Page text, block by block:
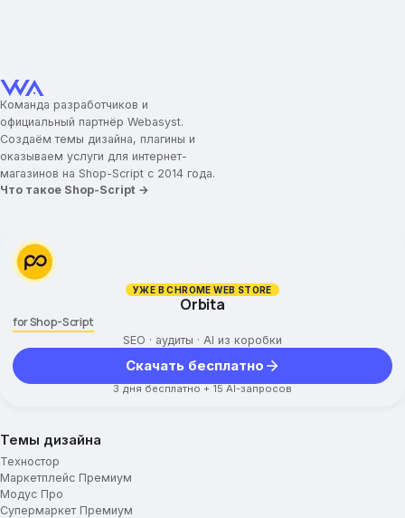
Основной шрифт
Цветовая схема сайта
Фоновая картинка
Фон сайта (картинка)
Фон сайта (цвет)
Индивидуальные настройки цвета
Включить пользовательские настройки цвета
Шапка сайта
Логотип
Навигационные ссылки меню
Текстовое поле
Поисковая подсказка
Телефон и время работы
Почта для обратной связи
Тип навигационного меню
Команда разработчиков и
официальный партнёр Webasyst.
Создаём темы дизайна, плагины и
оказываем услуги для интернет-
магазинов на Shop-Script с 2014 года.
Что такое Shop-Script →
УЖЕ В CHROME WEB STORE
Orbita
for Shop-Script
SEO · аудиты · AI из коробки
Скачать бесплатно
3 дня бесплатно + 15 AI-запросов
Темы дизайна
Техностор
Маркетплейс Премиум
Модус Про
Супермаркет Премиум